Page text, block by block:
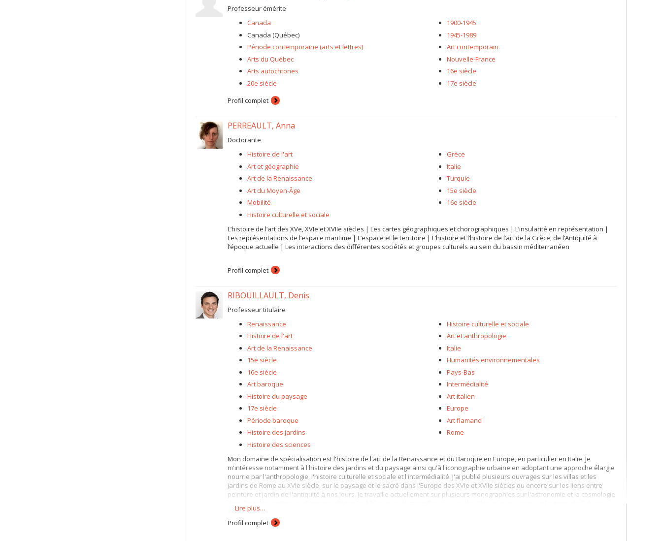
un numéro spécial de la
Professeur émérite
Canada
Canada (Québec)
Période contemporaine (arts et lettres)
Arts du Québec
Arts autochtones
20e siècle
1900-1945
1945-1989
Art contemporain
Nouvelle-France
16e siècle
17e siècle
Profil complet
PERREAULT, Anna
Doctorante
Histoire de l'art
Art et géographie
Art de la Renaissance
Art du Moyen-Âge
Mobilité
Histoire culturelle et sociale
Grèce
Italie
Turquie
15e siècle
16e siècle
L’histoire de l’art des XVe, XVIe et XVIIe siècles | Les cartes géographiques et chorographiques | L’insularité en représentation |
Les représentations de l’espace maritime | L’espace et le territoire | L’histoire et l’histoire de l’art de la Grèce, de l’Antiquité à
l’époque actuelle | Les interactions des différentes sociétés et groupes culturels au sein du bassin méditerranéen
Profil complet
RIBOUILLAULT, Denis
Professeur titulaire
Renaissance
Histoire de l'art
Art de la Renaissance
15e siècle
16e siècle
Art baroque
Histoire du paysage
17e siècle
Période baroque
Histoire des jardins
Histoire des sciences
Histoire culturelle et sociale
Art et anthropologie
Italie
Humanités environnementales
Pays-Bas
Intermédialité
Art italien
Europe
Art flamand
Rome
Mon domaine de spécialisation est l'histoire de l'art de la Renaissance et du Baroque en Europe, en particulier en Italie. Je
m'intéresse notamment à l'histoire des jardins et du paysage ainsi qu'à l'iconographie urbaine en adoptant une approche élargie
nourrie par l'anthropologie, l'histoire culturelle et sociale et l'intermédialité. J'ai publié plusieurs ouvrages sur les villas et les
jardins de Rome au XVIe siècle, sur le paysage et le sacré dans l'Europe des XVIe et XVIIe siècles ou encore sur les liens entre
peinture et jardin de l'antiquité à nos jours. Je travaille actuellement sur plusieurs monographies sur l'astronomie et la cosmologie
dans l'art de la Renaissance à nos jours.
--------------------
Lire plus…
Profil complet